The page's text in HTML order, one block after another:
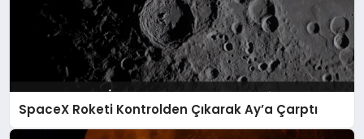
SpaceX Roketi Kontrolden Çıkarak Ay’a Çarptı